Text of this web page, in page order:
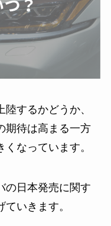
するかどうか、
期待は高まる一方
なっています。
の日本発売に関す
いきます。